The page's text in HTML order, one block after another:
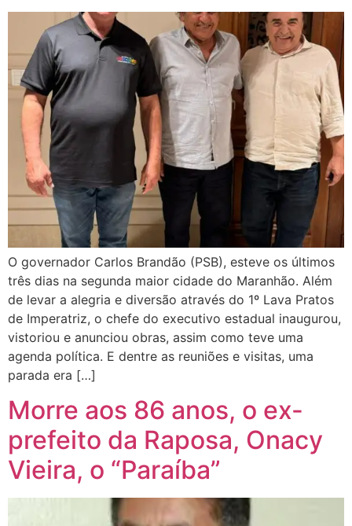
O governador Carlos Brandão (PSB), esteve os últimos
três dias na segunda maior cidade do Maranhão. Além
de levar a alegria e diversão através do 1º Lava Pratos
de Imperatriz, o chefe do executivo estadual inaugurou,
vistoriou e anunciou obras, assim como teve uma
agenda política. E dentre as reuniões e visitas, uma
parada era […]
Morre aos 86 anos, o ex-
prefeito da Raposa, Onacy
Vieira, o “Paraíba”